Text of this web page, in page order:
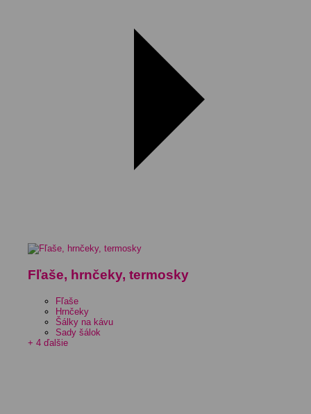
Fľaše, hrnčeky, termosky
Fľaše
Hrnčeky
Šálky na kávu
Sady šálok
+ 4 ďalšie